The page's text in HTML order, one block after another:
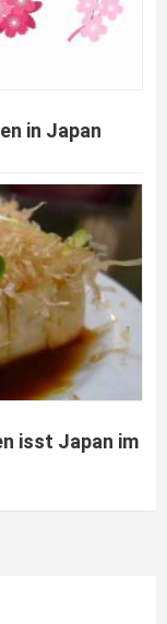
in Japan
isst Japan im